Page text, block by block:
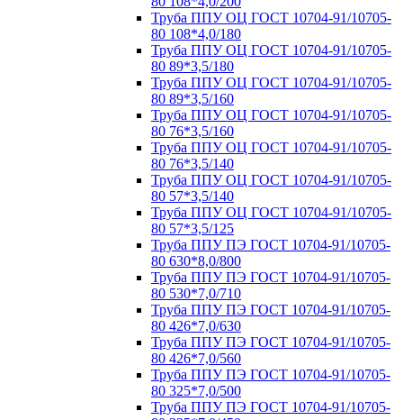
Труба ППУ ОЦ ГОСТ 10704-91/10705-
80 108*4,0/180
Труба ППУ ОЦ ГОСТ 10704-91/10705-
80 89*3,5/180
Труба ППУ ОЦ ГОСТ 10704-91/10705-
80 89*3,5/160
Труба ППУ ОЦ ГОСТ 10704-91/10705-
80 76*3,5/160
Труба ППУ ОЦ ГОСТ 10704-91/10705-
80 76*3,5/140
Труба ППУ ОЦ ГОСТ 10704-91/10705-
80 57*3,5/140
Труба ППУ ОЦ ГОСТ 10704-91/10705-
80 57*3,5/125
Труба ППУ ПЭ ГОСТ 10704-91/10705-
80 630*8,0/800
Труба ППУ ПЭ ГОСТ 10704-91/10705-
80 530*7,0/710
Труба ППУ ПЭ ГОСТ 10704-91/10705-
80 426*7,0/630
Труба ППУ ПЭ ГОСТ 10704-91/10705-
80 426*7,0/560
Труба ППУ ПЭ ГОСТ 10704-91/10705-
80 325*7,0/500
Труба ППУ ПЭ ГОСТ 10704-91/10705-